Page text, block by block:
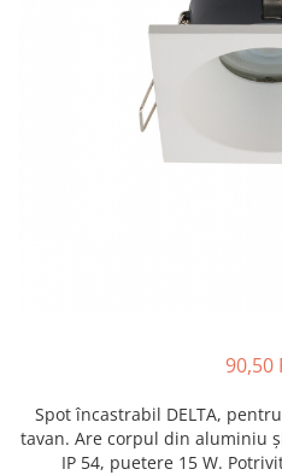
90,50
Spot încastrabil DELTA,
tavan. Are corpul din aluminiu
IP 54, puetere 15 W.